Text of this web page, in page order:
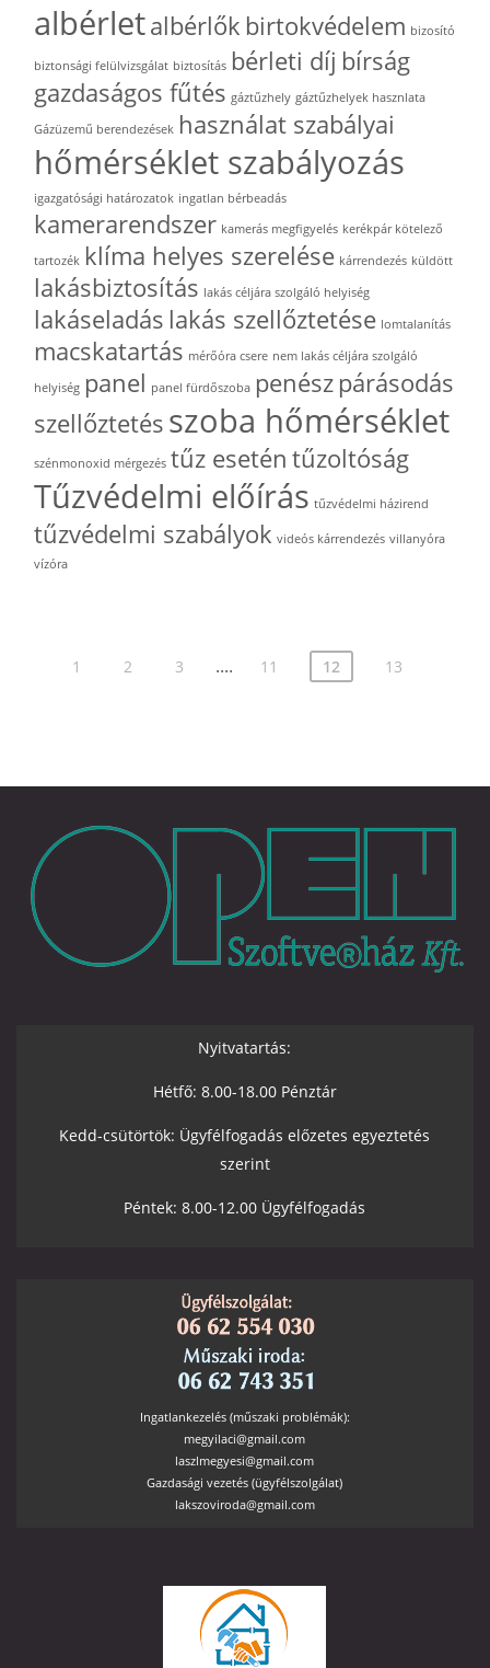
albérletalbérlők birtokvédelem bizosító
biztonsági felülvizsgálat biztosítás bérleti díj bírság
gazdaságos fűtés gáztűzhely gáztűzhelyek hasznlata
Gázüzemű berendezések használat szabályai
hőmérséklet szabályozás
igazgatósági határozatok ingatlan bérbeadás
kamerarendszer kamerás megfigyelés kerékpár kötelező
tartozék klíma helyes szerelése kárrendezés küldött
lakásbiztosítás lakás céljára szolgáló helyiség
lakáseladás lakás szellőztetése lomtalanítás
macskatartás mérőóra csere nem lakás céljára szolgáló
helyiség panel panel fürdőszoba penész párásodás
szellőztetés szoba hőmérséklet
szénmonoxid mérgezés tűz esetén tűzoltóság
Tűzvédelmi előírás tűzvédelmi házirend
tűzvédelmi szabályok videós kárrendezés villanyóra
vízóra
1 2 3 .... 11 12 13
Nyitvatartás:
Hétfő: 8.00-18.00 Pénztár
Kedd-csütörtök: Ügyfélfogadás előzetes egyeztetés
szerint
Péntek: 8.00-12.00 Ügyfélfogadás
Ingatlankezelés (műszaki problémák):
megyilaci@gmail.com
laszlmegyesi@gmail.com
Gazdasági vezetés (ügyfélszolgálat)
lakszoviroda@gmail.com